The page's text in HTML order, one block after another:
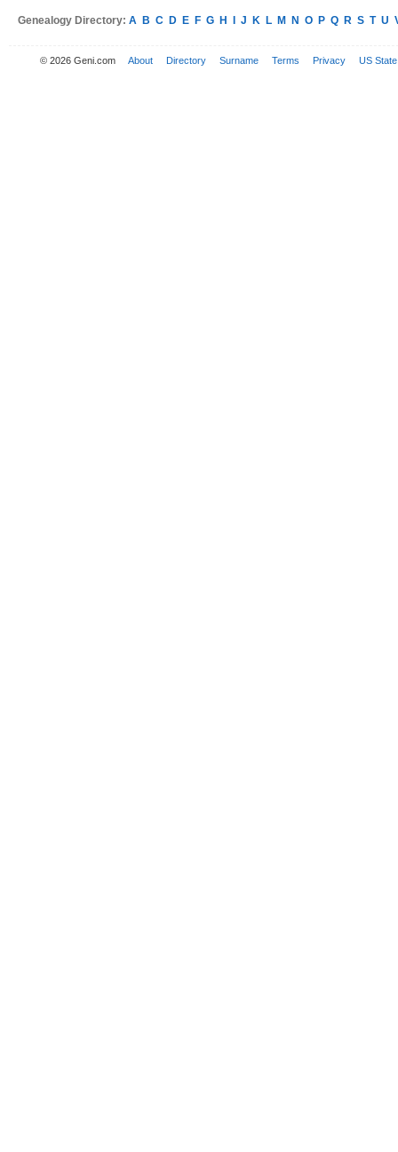
Genealogy Directory: A B C D E F G H J K L M N O P Q R S T U
© 2026 Geni.com About Directory Surname Terms Privacy US